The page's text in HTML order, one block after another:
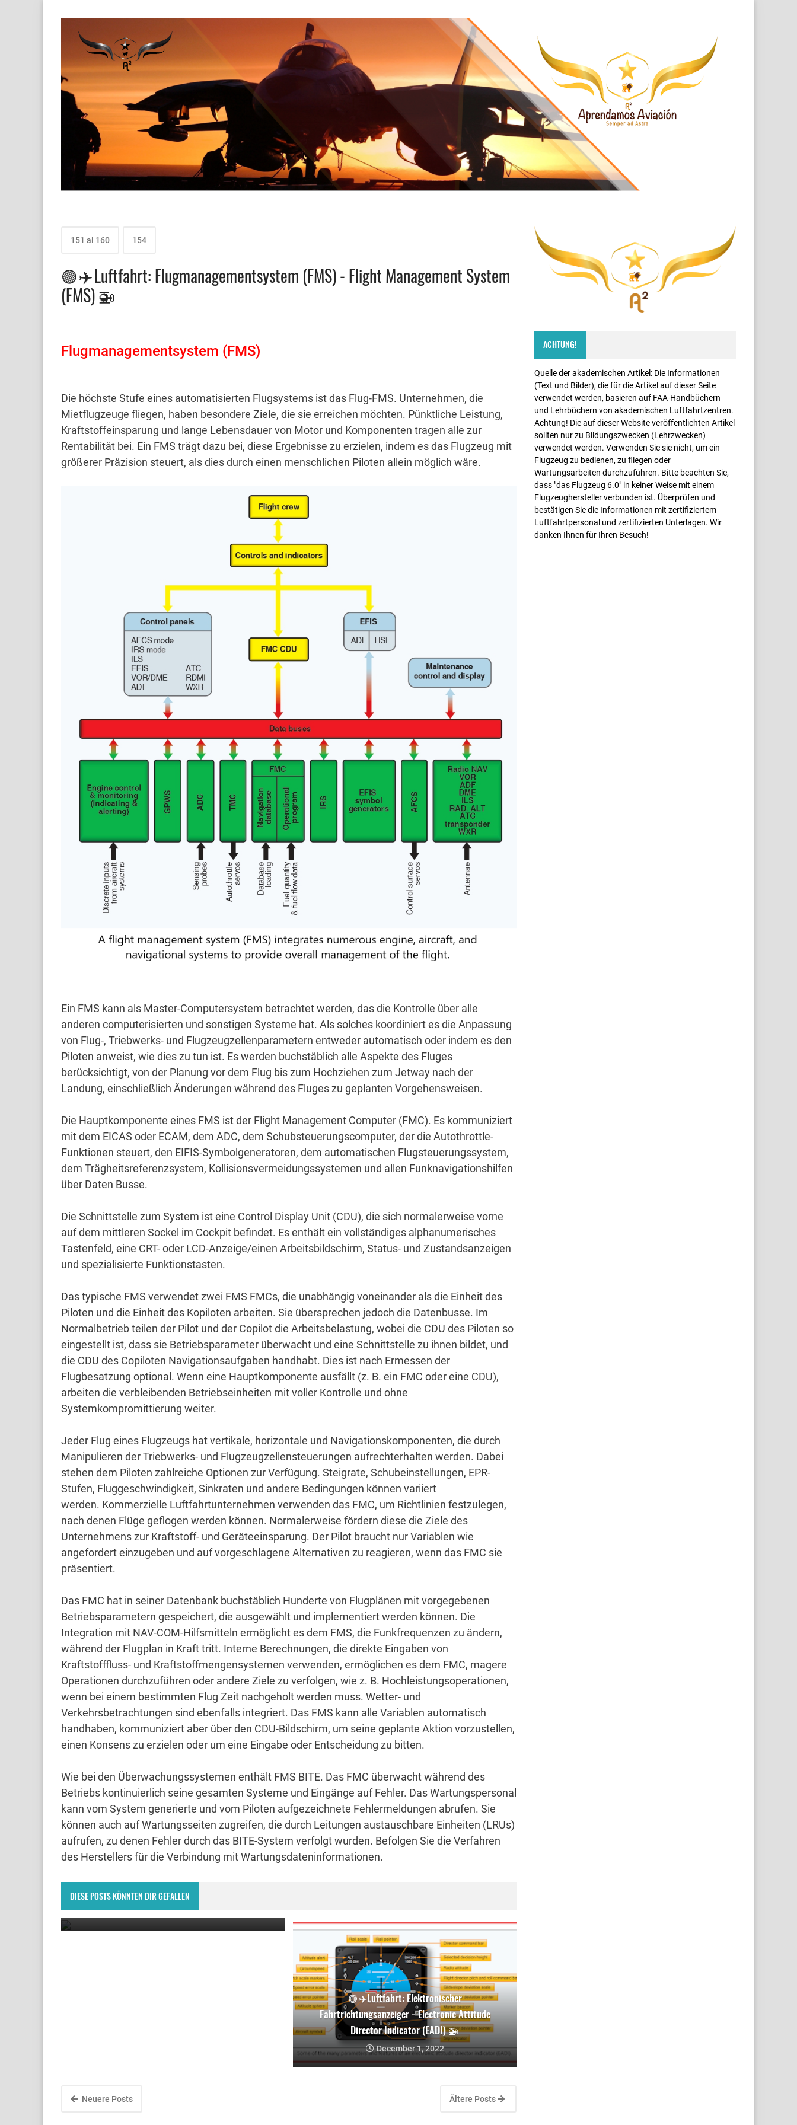
151 al 160 154
🟢 ✈️ Luftfahrt: Flugmanagementsystem (FMS) - Flight Management System
(FMS) 🚁
Flugmanagementsystem (FMS)
Die höchste Stufe eines automatisierten Flugsystems ist das Flug-FMS. Unternehmen, die
Mietflugzeuge fliegen, haben besondere Ziele, die sie erreichen möchten. Pünktliche Leistung,
Kraftstoffeinsparung und lange Lebensdauer von Motor und Komponenten tragen alle zur
Rentabilität bei. Ein FMS trägt dazu bei, diese Ergebnisse zu erzielen, indem es das Flugzeug mit
größerer Präzision steuert, als dies durch einen menschlichen Piloten allein möglich wäre.
Ein FMS kann als Master-Computersystem betrachtet werden, das die Kontrolle über alle
anderen computerisierten und sonstigen Systeme hat. Als solches koordiniert es die Anpassung
von Flug-, Triebwerks- und Flugzeugzellenparametern entweder automatisch oder indem es den
Piloten anweist, wie dies zu tun ist. Es werden buchstäblich alle Aspekte des Fluges
berücksichtigt, von der Planung vor dem Flug bis zum Hochziehen zum Jetway nach der
Landung, einschließlich Änderungen während des Fluges zu geplanten Vorgehensweisen.
Die Hauptkomponente eines FMS ist der Flight Management Computer (FMC). Es kommuniziert
mit dem EICAS oder ECAM, dem ADC, dem Schubsteuerungscomputer, der die Autothrottle-
Funktionen steuert, den EIFIS-Symbolgeneratoren, dem automatischen Flugsteuerungssystem,
dem Trägheitsreferenzsystem, Kollisionsvermeidungssystemen und allen Funknavigationshilfen
über Daten Busse.
Die Schnittstelle zum System ist eine Control Display Unit (CDU), die sich normalerweise vorne
auf dem mittleren Sockel im Cockpit befindet. Es enthält ein vollständiges alphanumerisches
Tastenfeld, eine CRT- oder LCD-Anzeige/einen Arbeitsbildschirm, Status- und Zustandsanzeigen
und spezialisierte Funktionstasten.
Das typische FMS verwendet zwei FMS FMCs, die unabhängig voneinander als die Einheit des
Piloten und die Einheit des Kopiloten arbeiten. Sie übersprechen jedoch die Datenbusse. Im
Normalbetrieb teilen der Pilot und der Copilot die Arbeitsbelastung, wobei die CDU des Piloten so
eingestellt ist, dass sie Betriebsparameter überwacht und eine Schnittstelle zu ihnen bildet, und
die CDU des Copiloten Navigationsaufgaben handhabt. Dies ist nach Ermessen der
Flugbesatzung optional. Wenn eine Hauptkomponente ausfällt (z. B. ein FMC oder eine CDU),
arbeiten die verbleibenden Betriebseinheiten mit voller Kontrolle und ohne
Systemkompromittierung weiter.
Jeder Flug eines Flugzeugs hat vertikale, horizontale und Navigationskomponenten, die durch
Manipulieren der Triebwerks- und Flugzeugzellensteuerungen aufrechterhalten werden. Dabei
stehen dem Piloten zahlreiche Optionen zur Verfügung. Steigrate, Schubeinstellungen, EPR-
Stufen, Fluggeschwindigkeit, Sinkraten und andere Bedingungen können variiert
werden. Kommerzielle Luftfahrtunternehmen verwenden das FMC, um Richtlinien festzulegen,
nach denen Flüge geflogen werden können. Normalerweise fördern diese die Ziele des
Unternehmens zur Kraftstoff- und Geräteeinsparung. Der Pilot braucht nur Variablen wie
angefordert einzugeben und auf vorgeschlagene Alternativen zu reagieren, wenn das FMC sie
präsentiert.
Das FMC hat in seiner Datenbank buchstäblich Hunderte von Flugplänen mit vorgegebenen
Betriebsparametern gespeichert, die ausgewählt und implementiert werden können. Die
Integration mit NAV-COM-Hilfsmitteln ermöglicht es dem FMS, die Funkfrequenzen zu ändern,
während der Flugplan in Kraft tritt. Interne Berechnungen, die direkte Eingaben von
Kraftstofffluss- und Kraftstoffmengensystemen verwenden, ermöglichen es dem FMC, magere
Operationen durchzuführen oder andere Ziele zu verfolgen, wie z. B. Hochleistungsoperationen,
wenn bei einem bestimmten Flug Zeit nachgeholt werden muss. Wetter- und
Verkehrsbetrachtungen sind ebenfalls integriert. Das FMS kann alle Variablen automatisch
handhaben, kommuniziert aber über den CDU-Bildschirm, um seine geplante Aktion vorzustellen,
einen Konsens zu erzielen oder um eine Eingabe oder Entscheidung zu bitten.
Wie bei den Überwachungssystemen enthält FMS BITE. Das FMC überwacht während des
Betriebs kontinuierlich seine gesamten Systeme und Eingänge auf Fehler. Das Wartungspersonal
kann vom System generierte und vom Piloten aufgezeichnete Fehlermeldungen abrufen. Sie
können auch auf Wartungsseiten zugreifen, die durch Leitungen austauschbare Einheiten (LRUs)
aufrufen, zu denen Fehler durch das BITE-System verfolgt wurden. Befolgen Sie die Verfahren
des Herstellers für die Verbindung mit Wartungsdateninformationen.
DIESE POSTS KÖNNTEN DIR GEFALLEN
🟢 ✈️ Luftfahrt: Mikroelektromechanisch basierte
Einstellungs- und Richtungssysteme (MEMS) -
Directional Systems 🚁
December 1, 2022
🟢 ✈️Luftfahrt: Elektronischer
Fahrtrichtungsanzeiger - Electronic Attitude
Director Indicator (EADI) 🚁
December 1, 2022
Neuere Posts Ältere Posts
ACHTUNG!
Quelle der akademischen Artikel: Die Informationen
(Text und Bilder), die für die Artikel auf dieser Seite
verwendet werden, basieren auf FAA-Handbüchern
und Lehrbüchern von akademischen Luftfahrtzentren.
Achtung! Die auf dieser Website veröffentlichten Artikel
sollten nur zu Bildungszwecken (Lehrzwecken)
verwendet werden. Verwenden Sie sie nicht, um ein
Flugzeug zu bedienen, zu fliegen oder
Wartungsarbeiten durchzuführen. Bitte beachten Sie,
dass "das Flugzeug 6.0" in keiner Weise mit einem
Flugzeughersteller verbunden ist. Überprüfen und
bestätigen Sie die Informationen mit zertifiziertem
Luftfahrtpersonal und zertifizierten Unterlagen. Wir
danken Ihnen für Ihren Besuch!